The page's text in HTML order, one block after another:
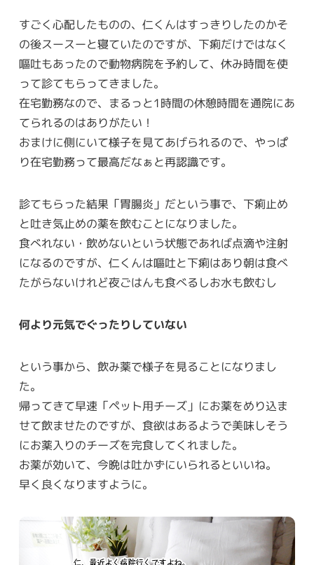
すごく心配したものの、仁くんはすっきりしたのかそ
の後スースーと寝ていたのですが、下痢だけではなく
嘔吐もあったので動物病院を予約して、休み時間を使
って診てもらってきました。
在宅勤務なので、まるっと1時間の休憩時間を通院にあ
てられるのはありがたい！
おまけに側にいて様子を見てあげられるので、やっぱ
り在宅勤務って最高だなぁと再認識です。
診てもらった結果「胃腸炎」だという事で、下痢止め
と吐き気止めの薬を飲むことになりました。
食べれない・飲めないという状態であれば点滴や注射
になるのですが、仁くんは嘔吐と下痢はあり朝は食べ
たがらないけれど夜ごはんも食べるしお水も飲むし
何より元気でぐったりしていない
という事から、飲み薬で様子を見ることになりまし
た。
帰ってきて早速「ペット用チーズ」にお薬をめり込ま
せて飲ませたのですが、食欲はあるようで美味しそう
にお薬入りのチーズを完食してくれました。
お薬が効いて、今晩は吐かずにいられるといいね。
早く良くなりますように。